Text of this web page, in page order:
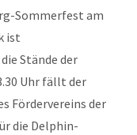
Sommerfest am
ist
Stände der
Uhr fällt der
Fördervereins der
die Delphin-